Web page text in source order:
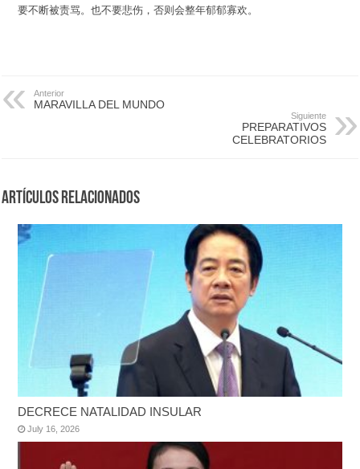
要不断被责骂。也不要悲伤，否则会整年郁郁寡欢。
Anterior
MARAVILLA DEL MUNDO
Siguiente
PREPARATIVOS
CELEBRATORIOS
Artículos Relacionados
DECRECE NATALIDAD INSULAR
July 16, 2026